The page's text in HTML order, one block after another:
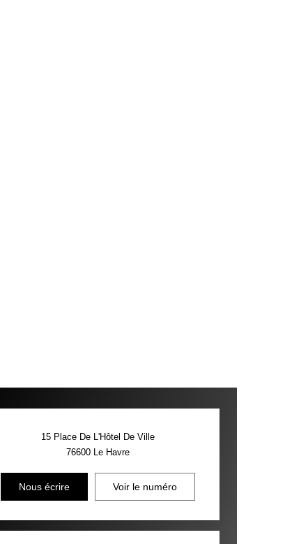
15 Place De L'Hôtel De Ville
76600 Le Havre
Nous écrire Voir le numéro